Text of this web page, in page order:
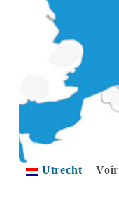
Utrecht Voir